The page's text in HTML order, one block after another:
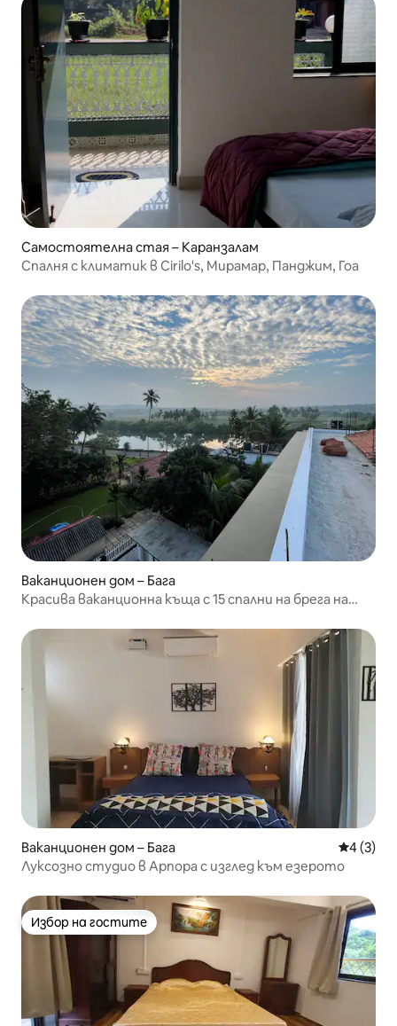
Самостоятелна стая – Каранзалам
Спалня с климатик в Cirilo's, Мирамар, Панджим, Гоа
Ваканционен дом – Бага
Красива ваканционна къща с 15 спални на брега на
Ваканционен дом – Бага Средна
4 (3)
Луксозно студио в Арпора с изглед към езерото
Избор на гостите
Избор на гостите